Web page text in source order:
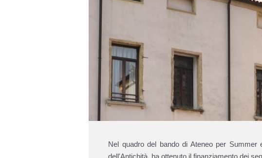
Nel quadro del bando di Ateneo per Summer